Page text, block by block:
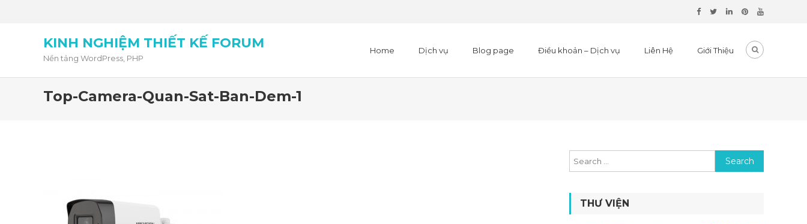
KINH NGHIỆM THIẾT KẾ FORUM
Nền tảng WordPress, PHP
Home Dịch vụ Blog page Điều khoản – Dịch vụ Liên Hệ Giới Thiệu
Top-Camera-Quan-Sat-Ban-Dem-1
Search for:
THƯ VIỆN